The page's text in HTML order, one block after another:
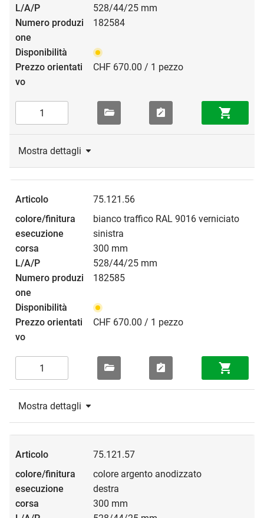
528/44/25 mm
182584
CHF 670.00 / 1 pezzo
Mostra dettagli
75.121.56
bianco traffico RAL 9016 verniciato
sinistra
300 mm
528/44/25 mm
182585
CHF 670.00 / 1 pezzo
Mostra dettagli
75.121.57
colore argento anodizzato
destra
300 mm